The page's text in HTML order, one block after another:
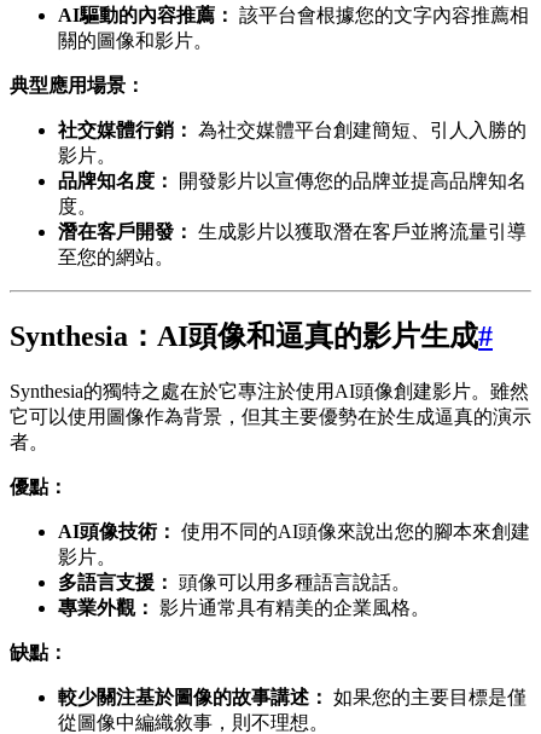
AI驅動的內容推薦： 該平台會根據您的文字內容推薦相
關的圖像和影片。
典型應用場景：
社交媒體行銷： 為社交媒體平台創建簡短、引人入勝的
影片。
品牌知名度：
開發影片以宣傳您的品牌並提高品牌知名
度。
潛在客戶開發： 生成影片以獲取潛在客戶並將流量引導
至您的網站。
Synthesia：AI頭像和逼真的影片生成#
Synthesia的獨特之處在於它專注於使用AI頭像創建影片。雖然
它可以使用圖像作為背景，但其主要優勢在於生成逼真的演示
者。
優點：
AI頭像技術： 使用不同的AI頭像來說出您的腳本來創建
影片。
多語言支援： 頭像可以用多種語言說話。
專業外觀： 影片通常具有精美的企業風格。
缺點：
較少關注基於圖像的故事講述： 如果您的主要目標是僅
從圖像中編織敘事，則不理想。